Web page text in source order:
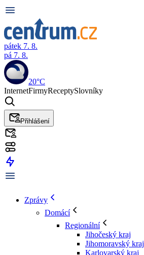
pátek 7. 8.
pá 7. 8.
20°C
InternetFirmyReceptySlovníky
Přihlášení
Zprávy
Domácí
Regionální
Jihočeský kraj
Jihomoravský kraj
Karlovarský kraj